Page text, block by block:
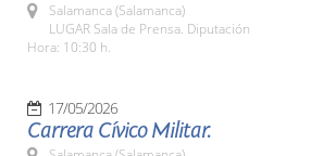
Salamanca (Salamanca)
LUGAR Sala de Prensa. Diputación
Hora: 10:30 h.
17/05/2026
Carrera Cívico Militar.